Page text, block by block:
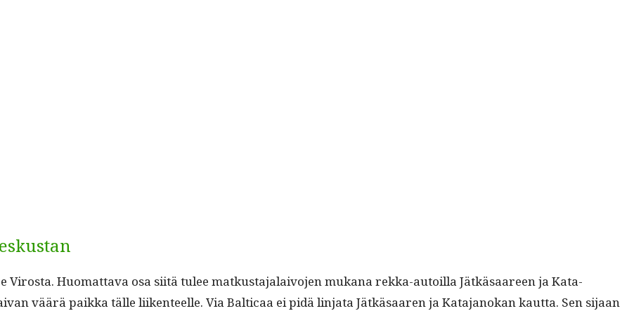
Viros­ta. Huo­mat­ta­va osa siitä tulee matkus­ta­jalaivo­jen mukana rek­ka-autoil­la Jätkäsaa­reen ja Kata­
väärä paik­ka tälle liiken­teelle. Via Balti­caa ei pidä lin­ja­ta Jätkäsaaren ja Kata­janokan kaut­ta. Sen sijaan